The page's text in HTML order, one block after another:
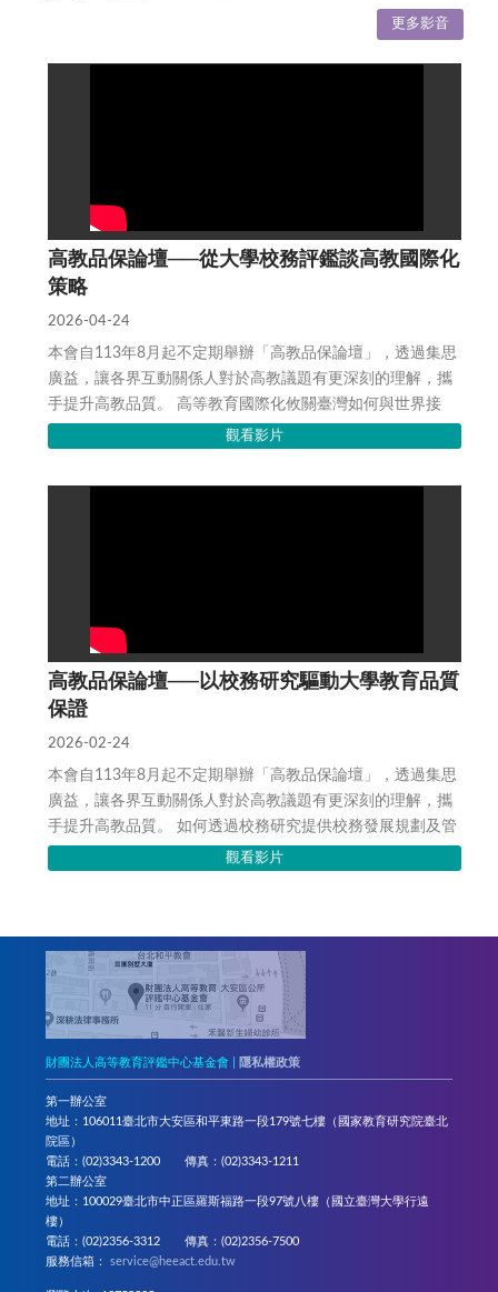
更多影音
高教品保論壇──從大學校務評鑑談高教國際化
策略
2026-04-24
本會自113年8月起不定期舉辦「高教品保論壇」，透過集思
廣益，讓各界互動關係人對於高教議題有更深刻的理解，攜
手提升高教品質。 高等教育國際化攸關臺灣如何與世界接
軌，尤其是面對少子女化的挑戰，以及全球...
觀看影片
高教品保論壇──以校務研究驅動大學教育品質
保證
2026-02-24
本會自113年8月起不定期舉辦「高教品保論壇」，透過集思
廣益，讓各界互動關係人對於高教議題有更深刻的理解，攜
手提升高教品質。 如何透過校務研究提供校務發展規劃及管
理，是近年大學相當關切之議題。因此，...
觀看影片
財團法人高等教育評鑑中心基金會 | 隱私權政策
第一辦公室
地址：106011臺北市大安區和平東路一段179號七樓（國家教育研究院臺北
院區）
電話：(02)3343-1200 傳真：(02)3343-1211
第二辦公室
地址：100029臺北市中正區羅斯福路一段97號八樓（國立臺灣大學行遠
樓）
電話：(02)2356-3312 傳真：(02)2356-7500
服務信箱：service@heeact.edu.tw